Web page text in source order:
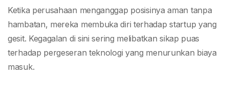
Ketika perusahaan menganggap posisinya aman tanpa
hambatan, mereka membuka diri terhadap startup yang
gesit. Kegagalan di sini sering melibatkan sikap puas
terhadap pergeseran teknologi yang menurunkan biaya
masuk.